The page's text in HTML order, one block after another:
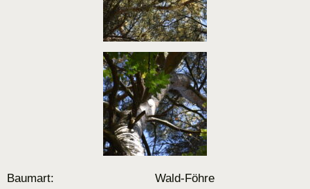
Baumart:
Wald-Föhre